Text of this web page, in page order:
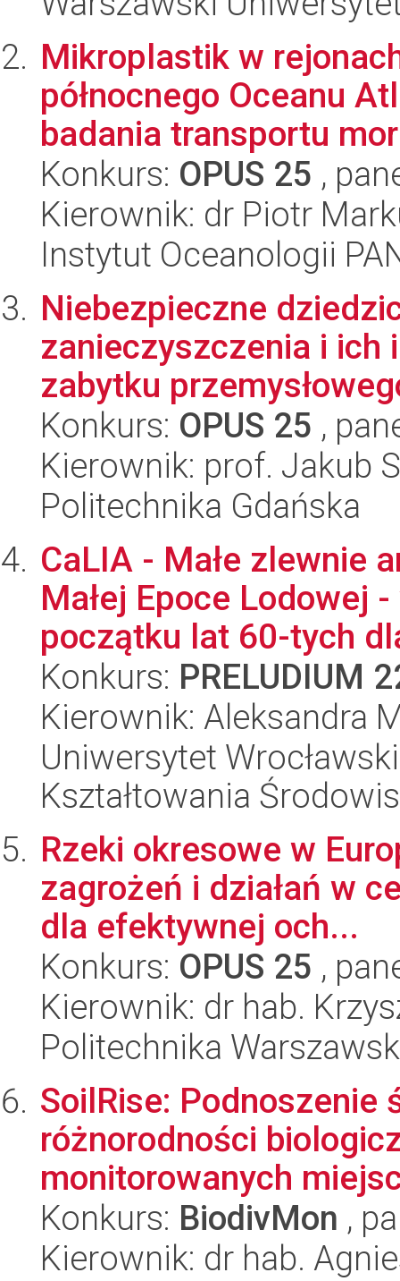
Mikroplastik w
północnego Oceanu
badania transportu
Konkurs: OPUS 25 ,
Kierownik: dr Piotr
Instytut Oceanologii
Niebezpieczne
zanieczyszczenia i
zabytku
Konkurs: OPUS 25 ,
Kierownik: prof. Jakub
Politechnika Gdańska
CaLIA - Małe zlewnie
Małej Epoce Lodowej
początku lat 60-tych
Konkurs: PRELUDIUM
Kierownik: Aleksandra
Uniwersytet
Kształtowania
Rzeki okresowe w
zagrożeń i działań w
dla efektywnej och...
Konkurs: OPUS 25 ,
Kierownik: dr hab.
Politechnika
SoilRise: Podnoszenie
różnorodności
monitorowanych
Konkurs: BiodivMon ,
Kierownik: dr hab.